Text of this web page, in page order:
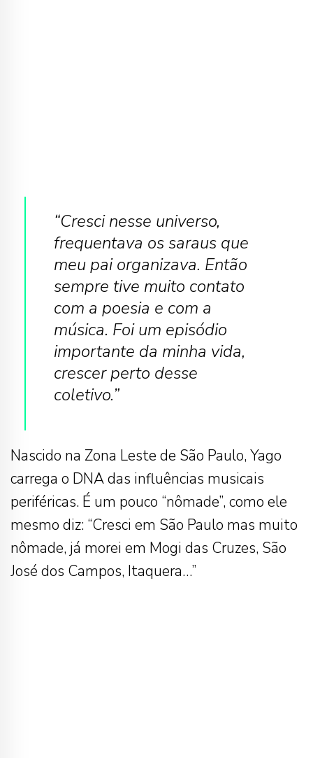
“Cresci nesse universo,
frequentava os saraus que
meu pai organizava. Então
sempre tive muito contato
com a poesia e com a
música. Foi um episódio
importante da minha vida,
crescer perto desse
coletivo.”
Nascido na Zona Leste de São Paulo, Yago
carrega o DNA das influências musicais
periféricas. É um pouco “nômade”, como ele
mesmo diz: “Cresci em São Paulo mas muito
nômade, já morei em Mogi das Cruzes, São
José dos Campos, Itaquera…”